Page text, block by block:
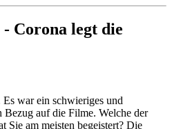
Corona legt die
war ein schwieriges und
Bezug auf die Filme. Welche der
Sie am meisten begeistert? Die